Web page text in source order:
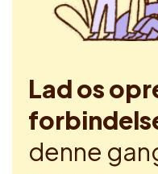
Lad os
denne